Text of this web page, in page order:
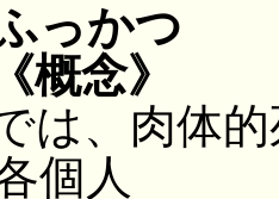
っかつ
概念》
は、肉体
個人